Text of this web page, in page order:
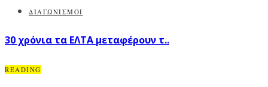
ΔΙΑΓΩΝΙΣΜΟΙ
30 χρόνια τα ΕΛΤΑ μεταφέρουν τ..
READING